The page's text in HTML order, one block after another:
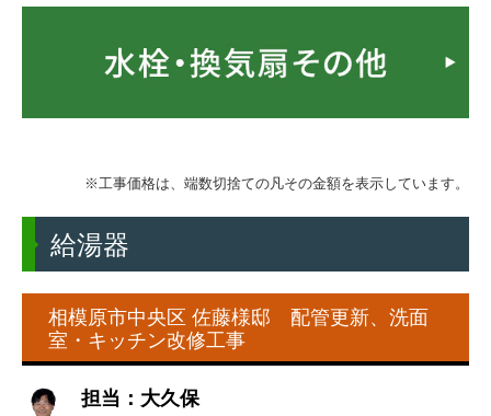
リフォームかし保険
抗ウイルスの検証
地域コミュニティ
リフォーム前の豆知識
耐震チェック
リプラスについて
※工事価格は、端数切捨ての凡その金額を表示しています。
給湯器
相模原市中央区 佐藤様邸 配管更新、洗面
室・キッチン改修工事
担当：大久保